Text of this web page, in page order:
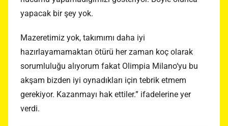
yapacak bir şey yok.
Mazeretimiz yok, takımımı daha iyi
hazırlayamamaktan ötürü her zaman koç olarak
sorumluluğu alıyorum fakat Olimpia Milano‘yu bu
akşam bizden iyi oynadıkları için tebrik etmem
gerekiyor. Kazanmayı hak ettiler.” ifadelerine yer
verdi.